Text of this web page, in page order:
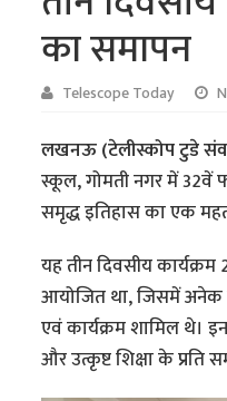
का समापन
Telescope Today
लखनऊ (टेलीस्कोप टुडे
स्कूल, गोमती नगर में
समृद्ध इतिहास का एक
यह तीन दिवसीय
आयोजित था, जिसमें अनेक
एवं कार्यक्रम शामिल थे।
और उत्कृष्ट शिक्षा के प्रति